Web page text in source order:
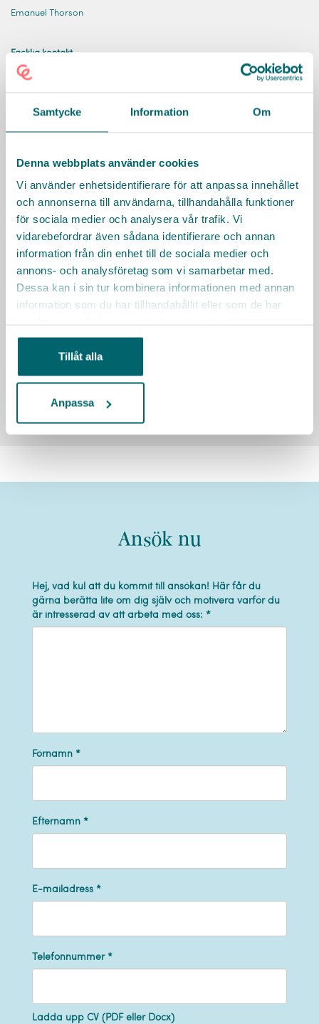
Samtycke Information Om
Denna webbplats använder cookies
Vi använder enhetsidentifierare för att anpassa innehållet
och annonserna till användarna, tillhandahålla funktioner
för sociala medier och analysera vår trafik. Vi
vidarebefordrar även sådana identifierare och annan
information från din enhet till de sociala medier och
annons- och analysföretag som vi samarbetar med.
Dessa kan i sin tur kombinera informationen med annan
information som du har tillhandahållit eller som de har
Tillåt alla
Anpassa
Emanuel Thorson
Facklig kontakt
Facklig kontakt
Räkna ut resväg
Se alla lediga jobb
Ansök nu
Hej, vad kul att du kommit till ansökan! Här får du
gärna berätta lite om dig själv och motivera varför du
är intresserad av att arbeta med oss: *
Förnamn *
Efternamn *
E-mailadress *
Telefonnummer *
Ladda upp CV (PDF eller Docx)